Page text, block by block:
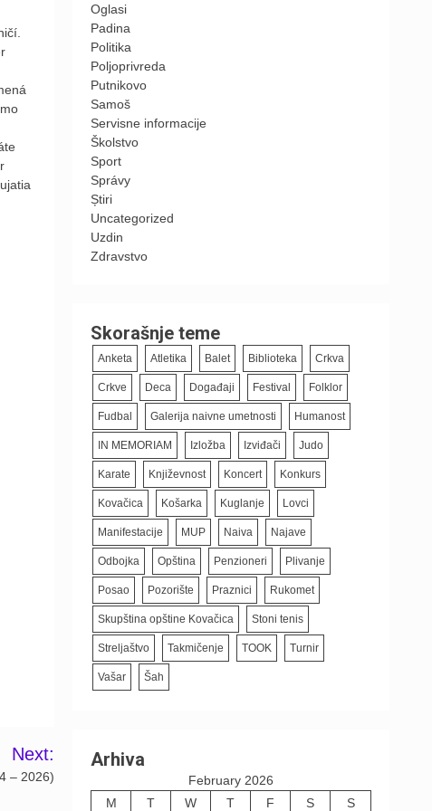
Next:
– 2026)
Oglasi
Padina
Politika
Poljoprivreda
Putnikovo
Samoš
Servisne informacije
Školstvo
Sport
Správy
Știri
Uncategorized
Uzdin
Zdravstvo
Skorašnje teme
Anketa Atletika Balet Biblioteka Crkva
Crkve Deca Događaji Festival Folklor
Fudbal Galerija naivne umetnosti Humanost
IN MEMORIAM Izložba Izviđači Judo
Karate Književnost Koncert Konkurs
Kovačica Košarka Kuglanje Lovci
Manifestacije MUP Naiva Najave
Odbojka Opština Penzioneri Plivanje
Posao Pozorište Praznici Rukomet
Skupština opštine Kovačica Stoni tenis
Streljaštvo Takmičenje TOOK Turnir
Vašar Šah
Arhiva
February 2026
M
T W T F S
S